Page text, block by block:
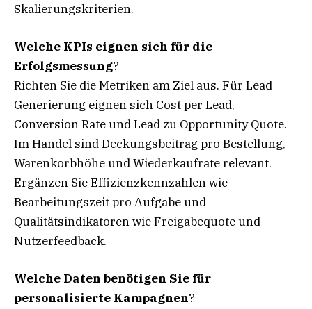
Skalierungskriterien.
Welche KPIs eignen sich für die
Erfolgsmessung?
Richten Sie die Metriken am Ziel aus. Für Lead
Generierung eignen sich Cost per Lead,
Conversion Rate und Lead zu Opportunity Quote.
Im Handel sind Deckungsbeitrag pro Bestellung,
Warenkorbhöhe und Wiederkaufrate relevant.
Ergänzen Sie Effizienzkennzahlen wie
Bearbeitungszeit pro Aufgabe und
Qualitätsindikatoren wie Freigabequote und
Nutzerfeedback.
Welche Daten benötigen Sie für
personalisierte Kampagnen?